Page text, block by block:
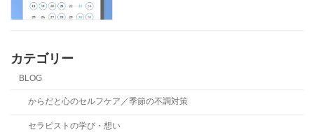
カテゴリー
BLOG
からだと心のセルフケア／季節の不調対策
セラピストの学び・想い